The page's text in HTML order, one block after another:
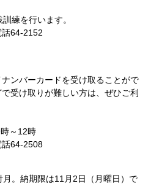
練を行います。
64-2152
ンバーカードを受け取ることがで
受け取りが難しい方は、ぜひご利
～12時
64-2508
。納期限は11月2日（月曜日）で